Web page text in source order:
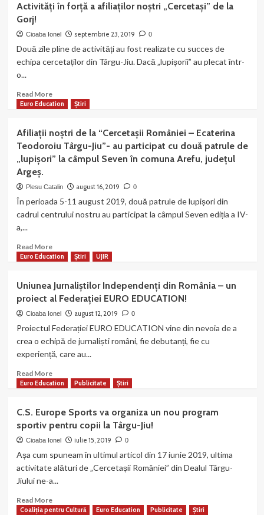
celor
distrugerea
bazei
de
ianuarie
2019
până
în
prezent!
nou
european
în
Sardinia/Italia
al
EDUCATION!
Activități în forță a afiliaților noștri „Cercetași” de la
Gorj!
Cioaba Ionel septembrie 23, 2019 0
Două zile pline de activități au fost realizate cu succes de
echipa cercetaților din Târgu-Jiu. Dacă „lupișorii” au plecat într-
o...
Read MoreRead
more
în
forță
a
noștri
„Cercetași”
de
la
Euro Education Știri
Afiliații noștri de la “Cercetașii României – Ecaterina
Teodoroiu Târgu-Jiu”- au participat cu două patrule de
„lupișori” la câmpul Seven în comuna Arefu, județul
Argeș.
Plesu Catalin august 16, 2019 0
În perioada 5-11 august 2019, două patrule de lupișori din
cadrul centrului nostru au participat la câmpul Seven ediția a IV-
a,...
Read MoreRead
more
noștri
de
la
“Cercetașii
României
–
Ecaterina
Târgu-
Jiu”-
participat
cu
două
de
„lupișori”
la
Seven
Euro Education Știri UJIR
Uniunea Jurnaliștilor Independenți din România – un
proiect al Federației EURO EDUCATION!
Cioaba Ionel august 12, 2019 0
Proiectul Federației EURO EDUCATION vine din nevoia de a
crea o echipă de jurnaliști români, fie debutanți, fie cu
experiență, care au...
Read MoreRead
more
Jurnaliștilor
Independenți
din
–
un
proiect
Federației
Euro Education Publicitate Știri
C.S. Europe Sports va organiza un nou program
sportiv pentru copii la Târgu-Jiu!
Cioaba Ionel iulie 15, 2019 0
Așa cum spuneam în ultimul articol din 17 iunie 2019, ultima
activitate alături de „Cercetașii României” din Dealul Târgu-
Jiului ne-a...
Read MoreRead
more
Coaliția pentru Cultură Euro Education Publicitate Știri